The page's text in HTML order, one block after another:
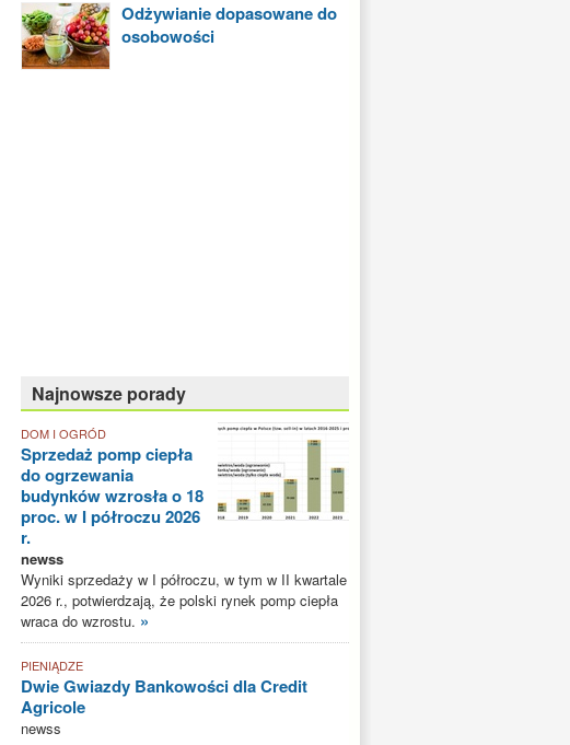
Odżywianie dopasowane do
osobowości
Najnowsze porady
DOM I OGRÓD
Sprzedaż pomp ciepła
do ogrzewania
budynków wzrosła o 18
proc. w I półroczu 2026
r.
newss
Wyniki sprzedaży w I półroczu, w tym w II kwartale
2026 r., potwierdzają, że polski rynek pomp ciepła
wraca do wzrostu. »
PIENIĄDZE
Dwie Gwiazdy Bankowości dla Credit
Agricole
newss